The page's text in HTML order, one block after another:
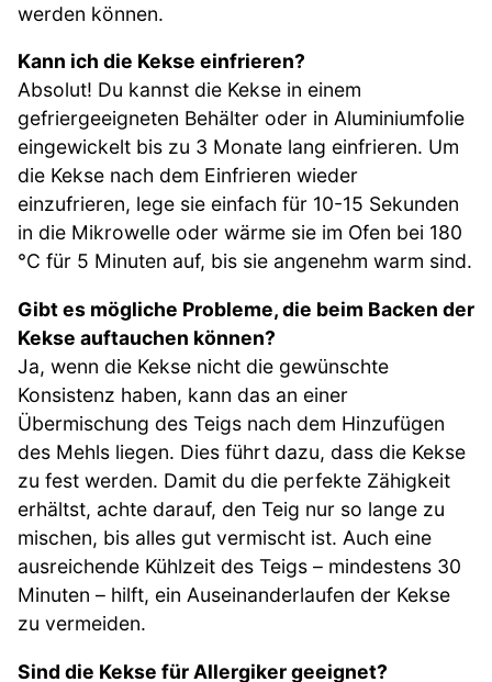
werden können.
Kann ich die Kekse einfrieren?
Absolut! Du kannst die Kekse in einem
gefriergeeigneten Behälter oder in Aluminiumfolie
eingewickelt bis zu 3 Monate lang einfrieren. Um
die Kekse nach dem Einfrieren wieder
einzufrieren, lege sie einfach für 10-15 Sekunden
in die Mikrowelle oder wärme sie im Ofen bei 180
°C für 5 Minuten auf, bis sie angenehm warm sind.
Gibt es mögliche Probleme, die beim Backen der
Kekse auftauchen können?
Ja, wenn die Kekse nicht die gewünschte
Konsistenz haben, kann das an einer
Übermischung des Teigs nach dem Hinzufügen
des Mehls liegen. Dies führt dazu, dass die Kekse
zu fest werden. Damit du die perfekte Zähigkeit
erhältst, achte darauf, den Teig nur so lange zu
mischen, bis alles gut vermischt ist. Auch eine
ausreichende Kühlzeit des Teigs – mindestens 30
Minuten – hilft, ein Auseinanderlaufen der Kekse
zu vermeiden.
Sind die Kekse für Allergiker geeignet?